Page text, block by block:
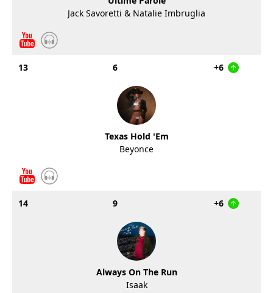
Jack Savoretti & Natalie Imbruglia
13 6 +6
Texas Hold 'Em
Beyonce
14 9 +6
Always On The Run
Isaak